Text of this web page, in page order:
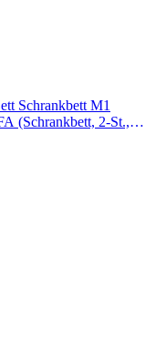
Schrankbett M1
(Schrankbett, 2-St.,